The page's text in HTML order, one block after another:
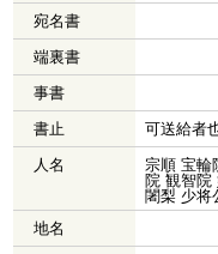
宛名書
端裏書
事書
書止
可送給者
人名
宗順 宝輪
院 観智院
闍梨 少将
地名